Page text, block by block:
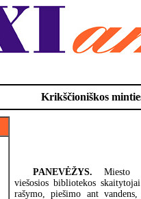
Krikščioniškos
PANEVĖŽYS.Miesto
viešosios bibliotekos
rašymo, piešimo ant